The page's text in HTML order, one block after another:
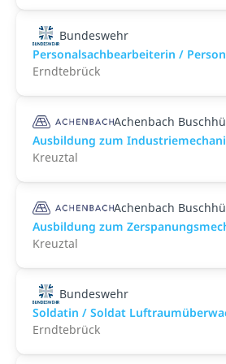
Bundeswehr
Personalsachbearbeiterin /
Erndtebrück
Achenbach
Ausbildung zum
Kreuztal
Achenbach
Ausbildung zum
Kreuztal
Bundeswehr
Soldatin / Soldat
Erndtebrück